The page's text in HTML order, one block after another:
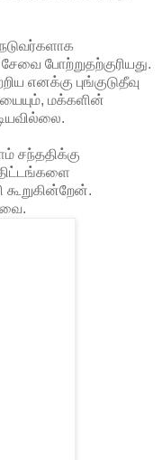
போற்றுதற்குரியது.
எனக்கு புங்குடுதீவு
மக்களின்
சந்ததிக்கு